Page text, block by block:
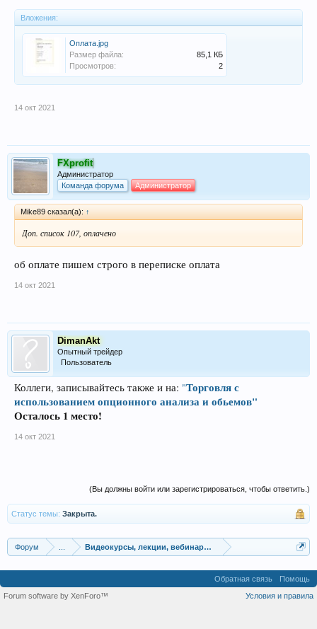
Вложения:
Оплата.jpg
Размер файла:
85,1 КБ
Просмотров:
2
14 окт 2021
FXprofit
Администратор
Команда форума
Администратор
Mike89 сказал(а): ↑
Доп. список 107, оплачено
об оплате пишем строго в переписке оплата
14 окт 2021
DimanAkt
Опытный трейдер
Пользователь
Коллеги, записывайтесь также и на: "Торговля с
использованием опционного анализа и обьемов"
Осталось 1 место!
14 окт 2021
(Вы должны войти или зарегистрироваться, чтобы ответить.)
Статус темы: Закрыта.
Форум Видеокурсы, лекции, вебинары, учебный материал
Обратная связь
Помощь
Условия и правила
Forum software by XenForo™